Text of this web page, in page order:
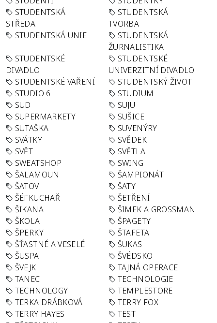
STUDENTSKÁ
STŘEDA
STUDENTSKÁ
TVORBA
STUDENTSKÁ UNIE
STUDENTSKÁ
ŽURNALISTIKA
STUDENTSKÉ
DIVADLO
STUDENTSKÉ
UNIVERZITNÍ DIVADLO
STUDENTSKÉ VAŘENÍ
STUDENTSKÝ ŽIVOT
STUDIO 6
STUDIUM
SUD
SUJU
SUPERMARKETY
SUŠICE
SUTAŠKA
SUVENÝRY
SVÁTKY
SVĚDEK
SVĚT
SVĚTLA
SWEATSHOP
SWING
ŠALAMOUN
ŠAMPIONÁT
ŠATOV
ŠATY
ŠÉFKUCHAŘ
ŠETŘENÍ
ŠIKANA
ŠIMEK A GROSSMAN
ŠKOLA
ŠPAGETY
ŠPERKY
ŠTAFETA
ŠŤASTNÉ A VESELÉ
ŠUKAS
ŠUSPA
ŠVÉDSKO
ŠVEJK
TAJNÁ OPERACE
TANEC
TECHNOLOGIE
TECHNOLOGY
TEMPLESTORE
TERKA DRÁBKOVÁ
TERRY FOX
TERRY HAYES
TEST